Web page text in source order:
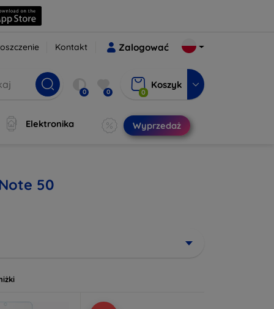
Kontakt Zalogować
0 0 0
Koszyk
Elektronika Wyprzedaż
50